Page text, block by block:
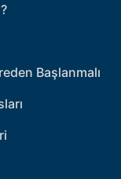
Başlanmalı